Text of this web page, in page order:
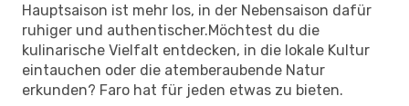
Hauptsaison ist mehr los, in der Nebensaison dafür
ruhiger und authentischer.Möchtest du die
kulinarische Vielfalt entdecken, in die lokale Kultur
eintauchen oder die atemberaubende Natur
erkunden? Faro hat für jeden etwas zu bieten.